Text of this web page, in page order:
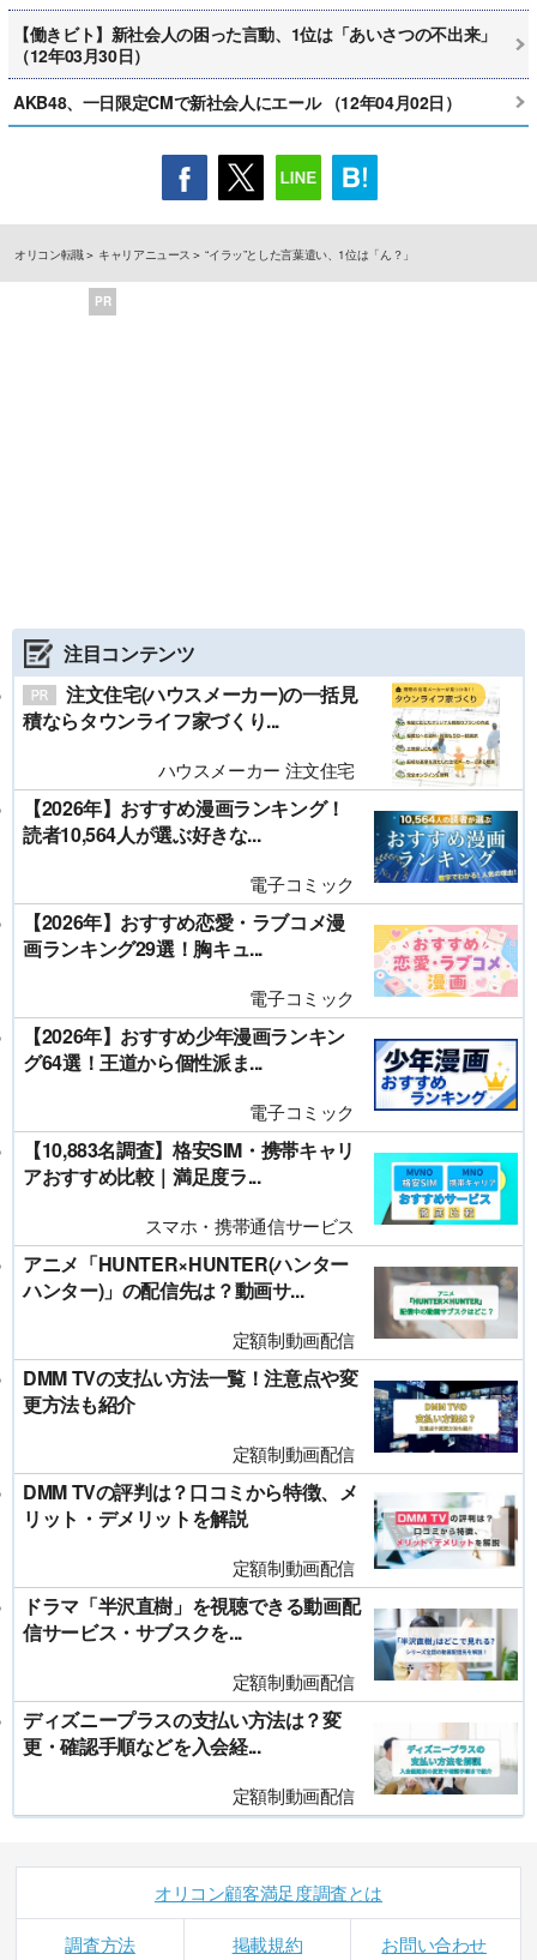
【働きビト】新社会人の困った言動、1位は「あいさつの不出来」
（12年03月30日）
AKB48、一日限定CMで新社会人にエール （12年04月02日）
オリコン転職 キャリアニュース “イラッ”とした言葉遣い、1位は「ん？」
PR
注目コンテンツ
注文住宅(ハウスメーカー)の一括見
積ならタウンライフ家づくり...
ハウスメーカー 注文住宅
【2026年】おすすめ漫画ランキング！
読者10,564人が選ぶ好きな...
電子コミック
【2026年】おすすめ恋愛・ラブコメ漫
画ランキング29選！胸キュ...
電子コミック
【2026年】おすすめ少年漫画ランキン
グ64選！王道から個性派ま...
電子コミック
【10,883名調査】格安SIM・携帯キャリ
アおすすめ比較｜満足度ラ...
スマホ・携帯通信サービス
アニメ「HUNTER×HUNTER(ハンター
ハンター)」の配信先は？動画サ...
定額制動画配信
DMM TVの支払い方法一覧！注意点や変
更方法も紹介
定額制動画配信
DMM TVの評判は？口コミから特徴、メ
リット・デメリットを解説
定額制動画配信
ドラマ「半沢直樹」を視聴できる動画配
信サービス・サブスクを...
定額制動画配信
ディズニープラスの支払い方法は？変
更・確認手順などを入会経...
定額制動画配信
オリコン顧客満足度調査とは
調査方法 掲載規約 お問い合わせ